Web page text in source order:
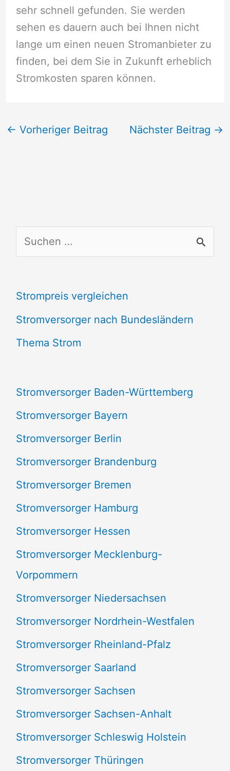
sehr schnell gefunden. Sie werden
sehen es dauern auch bei Ihnen nicht
lange um einen neuen Stromanbieter zu
finden, bei dem Sie in Zukunft erheblich
Stromkosten sparen können.
← Vorheriger Beitrag Nächster Beitrag →
u
h
e
n
h
:
Strompreis vergleichen
Stromversorger nach Bundesländern
Thema Strom
Stromversorger Baden-Württemberg
Stromversorger Bayern
Stromversorger Berlin
Stromversorger Brandenburg
Stromversorger Bremen
Stromversorger Hamburg
Stromversorger Hessen
Stromversorger Mecklenburg-
Vorpommern
Stromversorger Niedersachsen
Stromversorger Nordrhein-Westfalen
Stromversorger Rheinland-Pfalz
Stromversorger Saarland
Stromversorger Sachsen
Stromversorger Sachsen-Anhalt
Stromversorger Schleswig Holstein
Stromversorger Thüringen